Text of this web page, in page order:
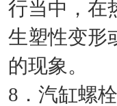
行当中，在
生塑性变形
的现象。
8．汽缸螺